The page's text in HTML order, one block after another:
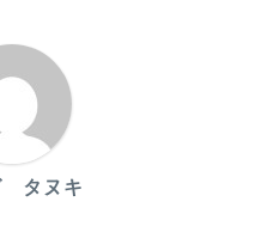
タヌキ